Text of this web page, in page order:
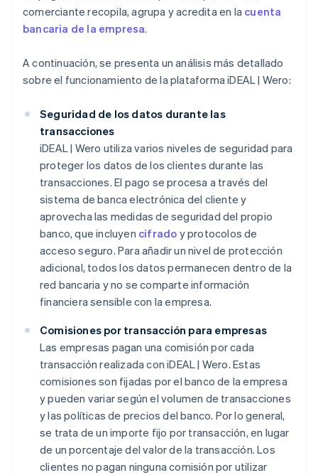
comerciante recopila, agrupa y acredita en la cuenta
bancaria de la empresa.
A continuación, se presenta un análisis más detallado
sobre el funcionamiento de la plataforma iDEAL | Wero:
Seguridad de los datos durante las
transacciones
iDEAL | Wero utiliza varios niveles de seguridad para
proteger los datos de los clientes durante las
transacciones. El pago se procesa a través del
sistema de banca electrónica del cliente y
aprovecha las medidas de seguridad del propio
banco, que incluyen cifrado y protocolos de
acceso seguro. Para añadir un nivel de protección
adicional, todos los datos permanecen dentro de la
red bancaria y no se comparte información
financiera sensible con la empresa.
Comisiones por transacción para empresas
Las empresas pagan una comisión por cada
transacción realizada con iDEAL | Wero. Estas
comisiones son fijadas por el banco de la empresa
y pueden variar según el volumen de transacciones
y las políticas de precios del banco. Por lo general,
se trata de un importe fijo por transacción, en lugar
de un porcentaje del valor de la transacción. Los
clientes no pagan ninguna comisión por utilizar